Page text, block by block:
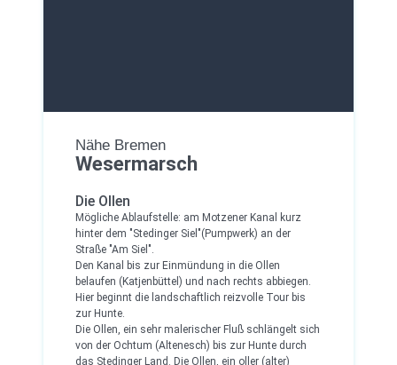
Nähe Bremen
Wesermarsch
Die Ollen
Mögliche Ablaufstelle: am Motzener Kanal kurz
hinter dem "Stedinger Siel"(Pumpwerk) an der
Straße "Am Siel".
Den Kanal bis zur Einmündung in die Ollen
belaufen (Katjenbüttel) und nach rechts abbiegen.
Hier beginnt die landschaftlich reizvolle Tour bis
zur Hunte.
Die Ollen, ein sehr malerischer Fluß schlängelt sich
von der Ochtum (Altenesch) bis zur Hunte durch
das Stedinger Land. Die Ollen, ein oller (alter)